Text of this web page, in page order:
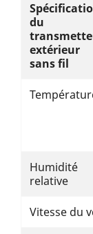
du
extérieur
sans fil
Humidité
relative
Vitesse du